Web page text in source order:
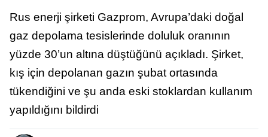
Rus enerji şirketi Gazprom, Avrupa’daki doğal
gaz depolama tesislerinde doluluk oranının
yüzde 30’un altına düştüğünü açıkladı. Şirket,
kış için depolanan gazın şubat ortasında
tükendiğini ve şu anda eski stoklardan kullanım
yapıldığını bildirdi